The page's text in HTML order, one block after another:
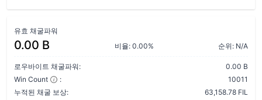
유효 채굴파워
0.00 B 비율: 0.00% 순위: N/A
로우바이트 채굴파워:
0.00 B
Win Count
:
10011
누적된 채굴 보상:
63,158.78 FIL